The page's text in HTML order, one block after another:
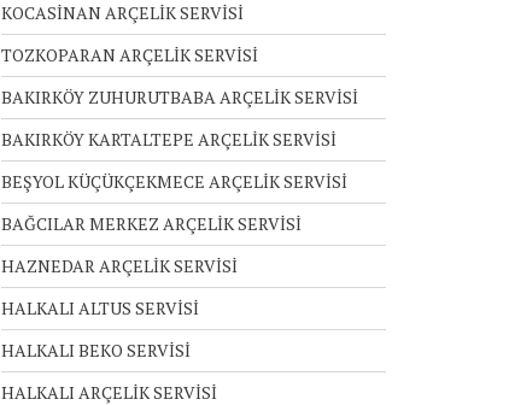
KOCASİNAN ARÇELİK SERVİSİ
TOZKOPARAN ARÇELİK SERVİSİ
BAKIRKÖY ZUHURUTBABA ARÇELİK SERVİSİ
BAKIRKÖY KARTALTEPE ARÇELİK SERVİSİ
BEŞYOL KÜÇÜKÇEKMECE ARÇELİK SERVİSİ
BAĞCILAR MERKEZ ARÇELİK SERVİSİ
HAZNEDAR ARÇELİK SERVİSİ
HALKALI ALTUS SERVİSİ
HALKALI BEKO SERVİSİ
HALKALI ARÇELİK SERVİSİ